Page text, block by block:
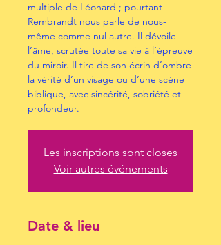
multiple de Léonard ; pourtant
Rembrandt nous parle de nous-
même comme nul autre. Il dévoile
l’âme, scrutée toute sa vie à l’épreuve
du miroir. Il tire de son écrin d’ombre
la vérité d’un visage ou d’une scène
biblique, avec sincérité, sobriété et
profondeur.
Les inscriptions sont closes
Voir autres événements
Date & lieu